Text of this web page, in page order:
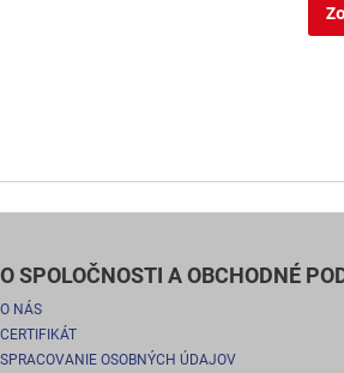
O SPOLOČNOSTI A OBCHODNÉ
O NÁS
CERTIFIKÁT
SPRACOVANIE OSOBNÝCH ÚDAJOV